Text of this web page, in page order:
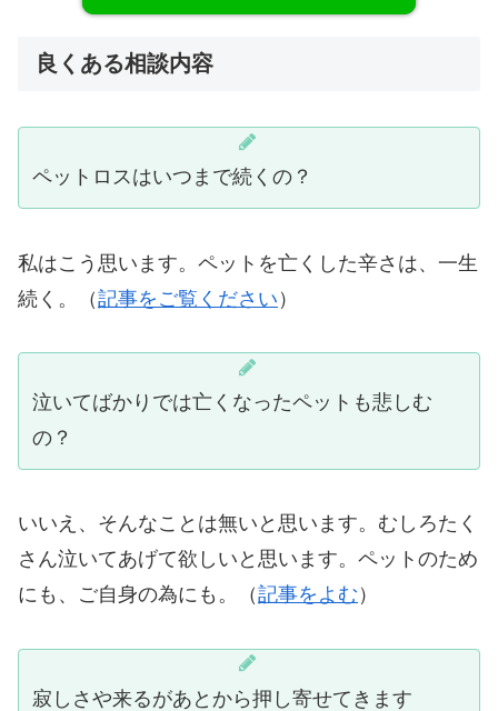
良くある相談内容
ペットロスはいつまで続くの？
私はこう思います。ペットを亡くした辛さは、一生
続く。（記事をご覧ください ）
泣いてばかりでは亡くなったペットも悲しむ
の？
いいえ、そんなことは無いと思います。むしろたく
さん泣いてあげて欲しいと思います。ペットのため
にも、ご自身の為にも。（記事をよむ ）
寂しさや来るがあとから押し寄せてきます